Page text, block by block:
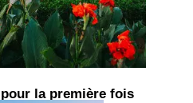
la première fois